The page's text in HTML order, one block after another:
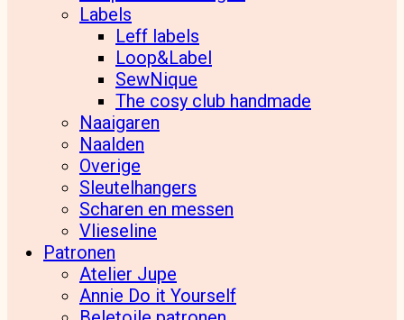
Labels
Leff labels
Loop&Label
SewNique
The cosy club handmade
Naaigaren
Naalden
Overige
Sleutelhangers
Scharen en messen
Vlieseline
Patronen
Atelier Jupe
Annie Do it Yourself